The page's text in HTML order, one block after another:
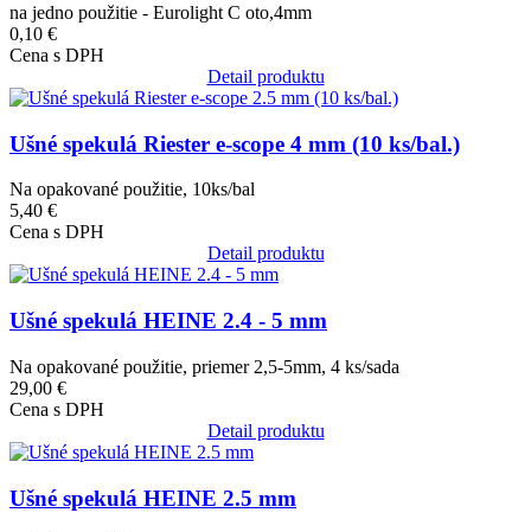
na jedno použitie - Eurolight C oto,4mm
0,10 €
Cena s DPH
Detail produktu
Obrázok
Ušné spekulá Riester e-scope 4 mm (10 ks/bal.)
Na opakované použitie, 10ks/bal
5,40 €
Cena s DPH
Detail produktu
Obrázok
Ušné spekulá HEINE 2.4 - 5 mm
Na opakované použitie, priemer 2,5-5mm, 4 ks/sada
29,00 €
Cena s DPH
Detail produktu
Obrázok
Ušné spekulá HEINE 2.5 mm